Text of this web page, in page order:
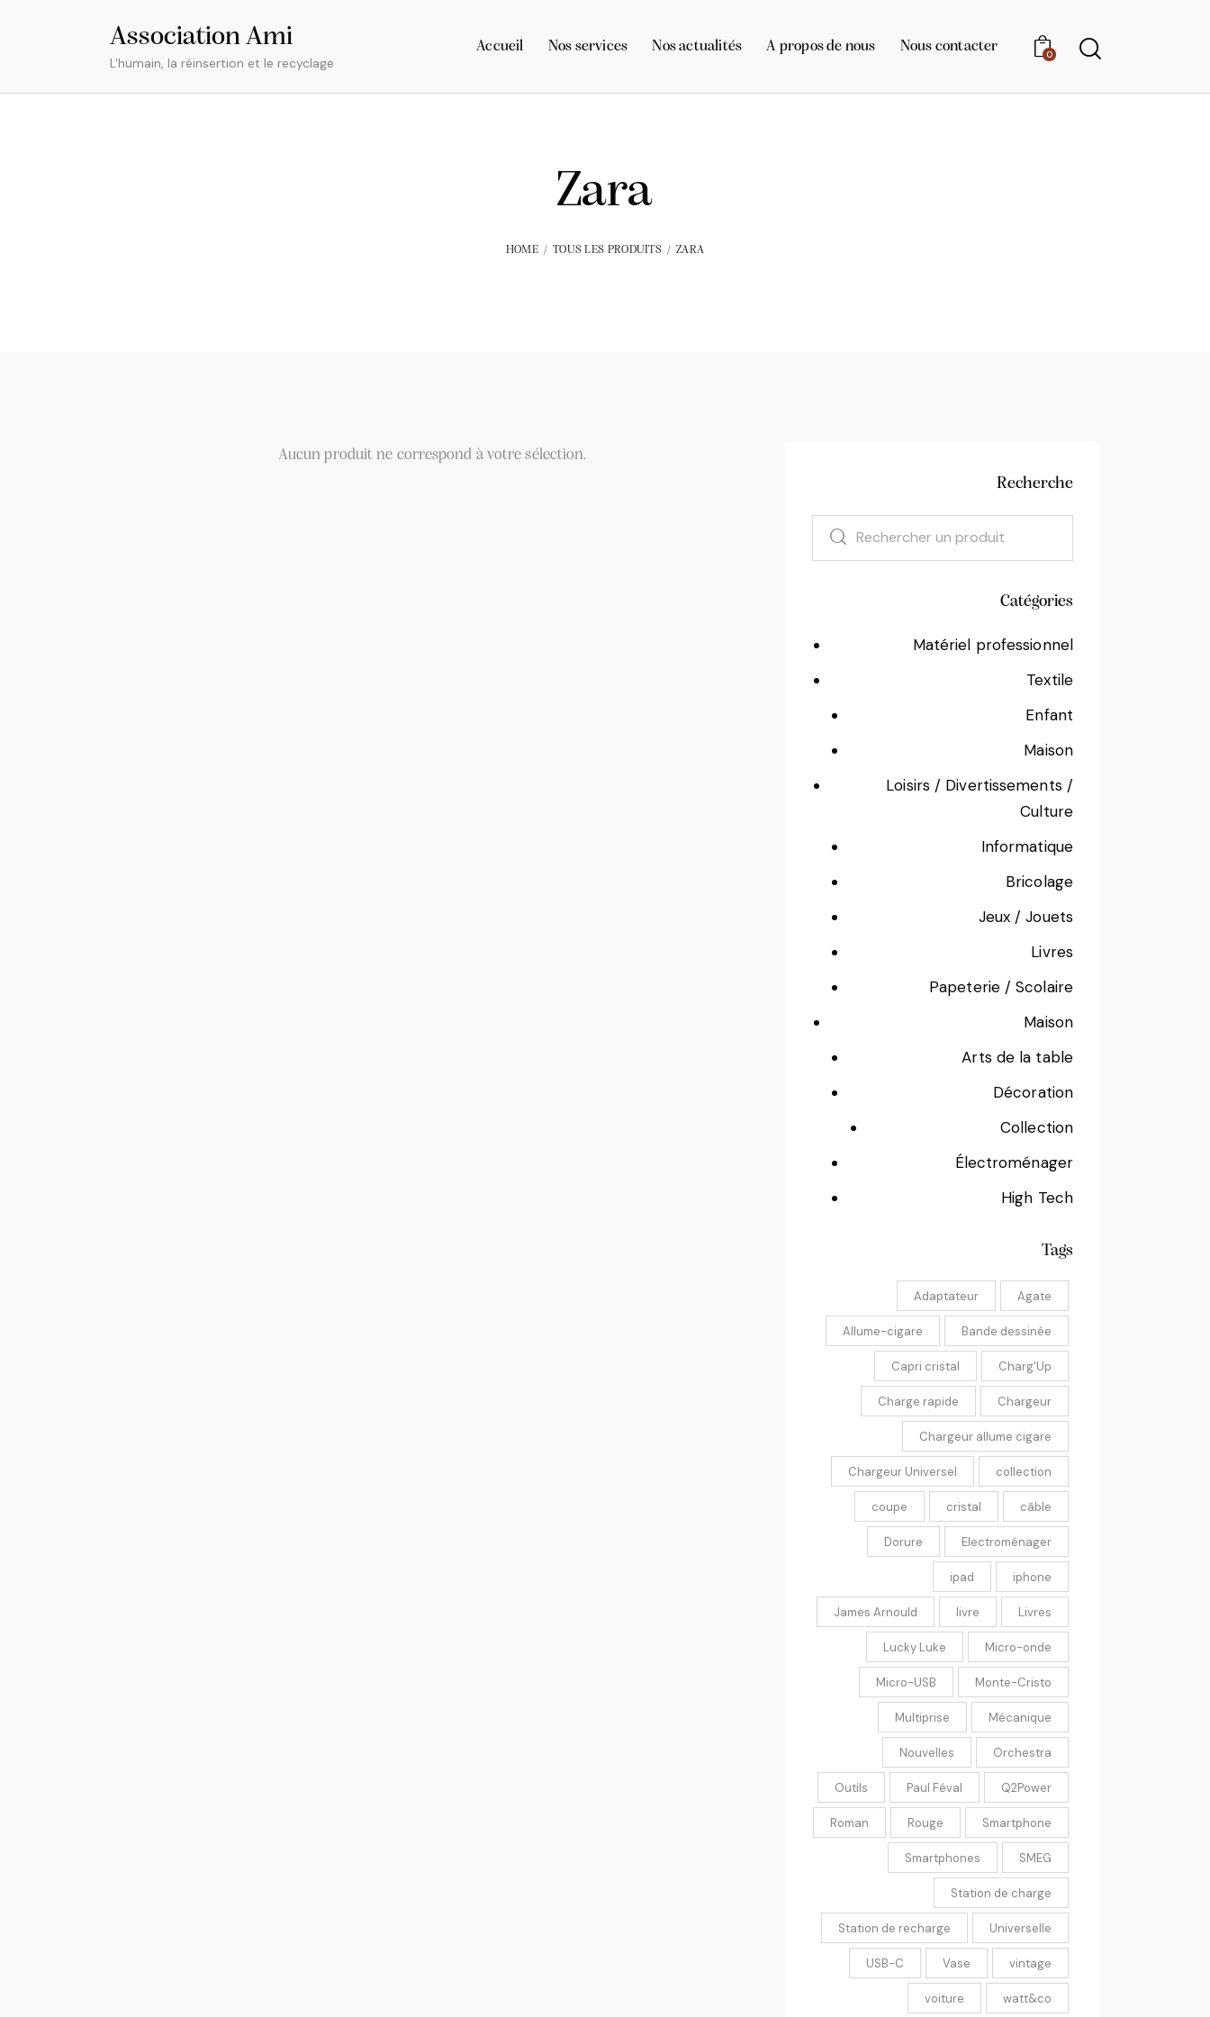
Association Ami
L'humain, la réinsertion et le recyclage
Accueil Nos services Nos actualités A propos de nous Nous contacter
0
Zara
HOME TOUS LES PRODUITS ZARA
Aucun produit ne correspond à votre sélection.
Recherche
Catégories
Matériel professionnel
Textile
Enfant
Maison
Loisirs / Divertissements /
Culture
Informatique
Bricolage
Jeux / Jouets
Livres
Papeterie / Scolaire
Maison
Arts de la table
Décoration
Collection
Électroménager
High Tech
Tags
Adaptateur Agate
Allume-cigare Bande dessinée
Capri cristal Charg'Up
Charge rapide Chargeur
Chargeur allume cigare
Chargeur Universel collection
coupe cristal câble
Dorure Electroménager
ipad iphone
James Arnould livre Livres
Lucky Luke Micro-onde
Micro-USB Monte-Cristo
Multiprise Mécanique
Nouvelles Orchestra
Outils Paul Féval Q2Power
Roman Rouge Smartphone
Smartphones SMEG
Station de charge
Station de recharge Universelle
USB-C Vase vintage
voiture watt&co